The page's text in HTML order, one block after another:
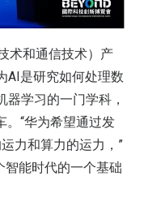
术和通信技术）产
AI是研究如何处理数
学习的一门学科，
。“华为希望通过发
力和算力的运力，”
智能时代的一个基础